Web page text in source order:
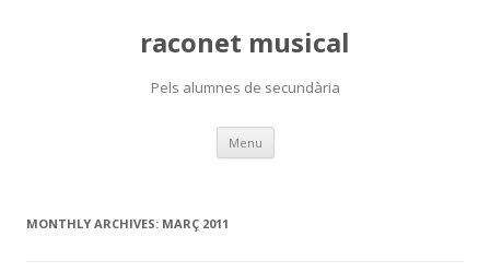
raconet musical
Pels alumnes de secundària
Menu Skip
content
MONTHLY ARCHIVES: MARÇ 2011